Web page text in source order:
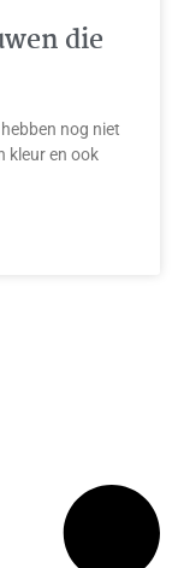
die
nog niet
kleur en ook